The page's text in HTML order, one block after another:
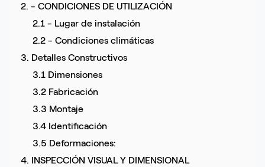
2. - CONDICIONES DE UTILIZACIÓN
2.1 - Lugar de instalación
2.2 - Condiciones climáticas
3. Detalles Constructivos
3.1 Dimensiones
3.2 Fabricación
3.3 Montaje
3.4 Identificación
3.5 Deformaciones:
4. INSPECCIÓN VISUAL Y DIMENSIONAL